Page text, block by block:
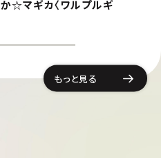
☆マギカ〈ワルプルギ
もっと見る